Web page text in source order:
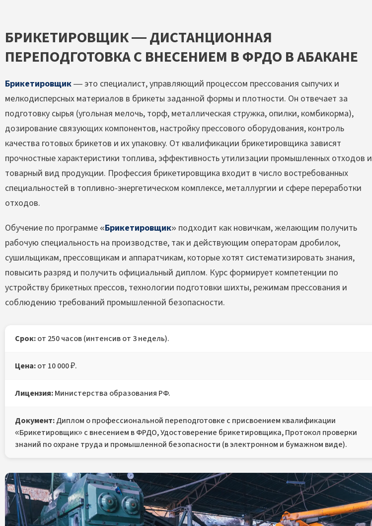
БРИКЕТИРОВЩИК — ДИСТАНЦИОННАЯ
ПЕРЕПОДГОТОВКА С ВНЕСЕНИЕМ В ФРДО В АБАКАНЕ
Брикетировщик— это специалист, управляющий процессом прессования сыпучих и
мелкодисперсных материалов в брикеты заданной формы и плотности. Он отвечает за
подготовку сырья (угольная мелочь, торф, металлическая стружка, опилки, комбикорма),
дозирование связующих компонентов, настройку прессового оборудования, контроль
качества готовых брикетов и их упаковку. От квалификации брикетировщика зависят
прочностные характеристики топлива, эффективность утилизации промышленных отходов и
товарный вид продукции. Профессия брикетировщика входит в число востребованных
специальностей в топливно-энергетическом комплексе, металлургии и сфере переработки
отходов.
Обучение по программе «Брикетировщик» подходит как новичкам, желающим получить
рабочую специальность на производстве, так и действующим операторам дробилок,
сушильщикам, прессовщикам и аппаратчикам, которые хотят систематизировать знания,
повысить разряд и получить официальный диплом. Курс формирует компетенции по
устройству брикетных прессов, технологии подготовки шихты, режимам прессования и
соблюдению требований промышленной безопасности.
Срок:от 250 часов (интенсив от 3 недель).
Цена:от 10 000 ₽.
Лицензия:Министерства образования РФ.
Документ:Диплом о профессиональной переподготовке с присвоением квалификации
«Брикетировщик» с внесением в ФРДО, Удостоверение брикетировщика, Протокол проверки
знаний по охране труда и промышленной безопасности (в электронном и бумажном виде).